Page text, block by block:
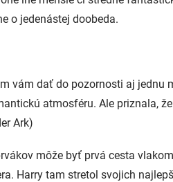
o jedenástej doobeda.
vám dať do pozornosti aj jednu
atmosféru. Ale priznala,
Ark)
môže byť prvá cesta
Harry tam stretol svojich